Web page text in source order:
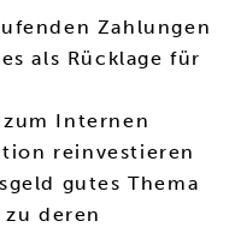
Zahlungen
als Rücklage für
Internen
reinvestieren
gutes Thema
deren